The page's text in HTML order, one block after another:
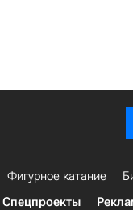
Фигурное катание
Спецпроекты